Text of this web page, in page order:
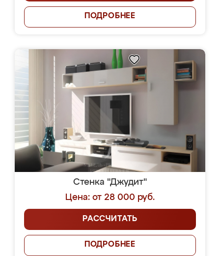
ПОДРОБНЕЕ
Стенка "Джудит"
Цена: от 28 000 руб.
РАССЧИТАТЬ
ПОДРОБНЕЕ